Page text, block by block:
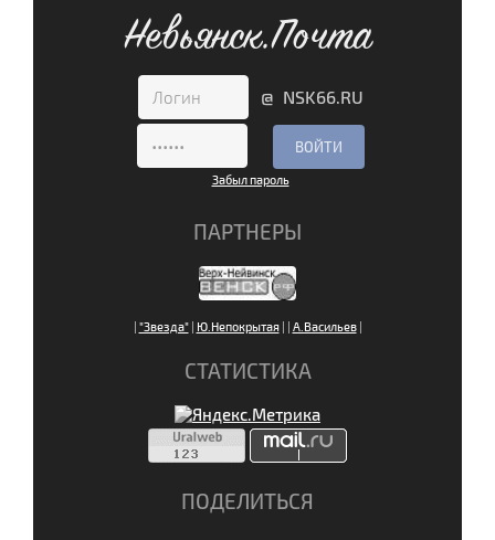
Невьянск.Почта
@ NSK66.RU
Забыл пароль
ПАРТНЕРЫ
"Звезда"| Ю.Непокрытая| А.Васильев|
СТАТИСТИКА
ПОДЕЛИТЬСЯ